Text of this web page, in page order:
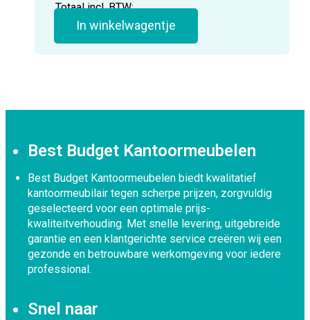
Totaal incl. BTW:
In winkelwagentje
Best Budget Kantoormeubelen
Best Budget Kantoormeubelen biedt kwalitatief
kantoormeubilair tegen scherpe prijzen, zorgvuldig
geselecteerd voor een optimale prijs-
kwaliteitverhouding. Met snelle levering, uitgebreide
garantie en een klantgerichte service creëren wij een
gezonde en betrouwbare werkomgeving voor iedere
professional.
Snel naar